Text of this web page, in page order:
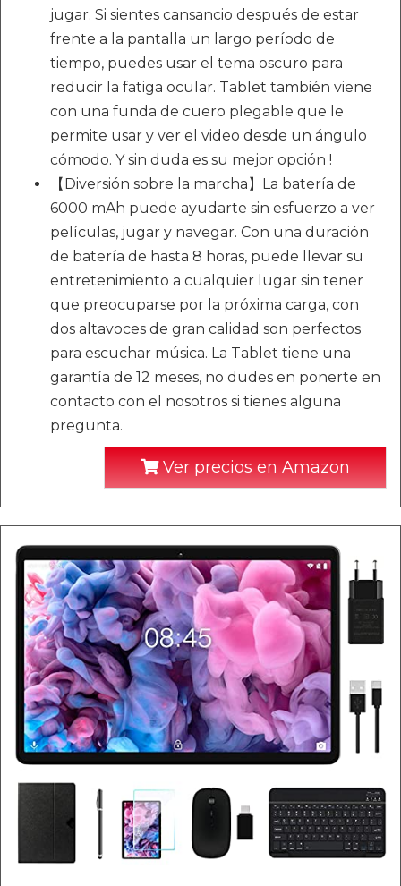
jugar. Si sientes cansancio después de estar
frente a la pantalla un largo período de
tiempo, puedes usar el tema oscuro para
reducir la fatiga ocular. Tablet también viene
con una funda de cuero plegable que le
permite usar y ver el video desde un ángulo
cómodo. Y sin duda es su mejor opción !
【Diversión sobre la marcha】La batería de
6000 mAh puede ayudarte sin esfuerzo a ver
películas, jugar y navegar. Con una duración
de batería de hasta 8 horas, puede llevar su
entretenimiento a cualquier lugar sin tener
que preocuparse por la próxima carga, con
dos altavoces de gran calidad son perfectos
para escuchar música. La Tablet tiene una
garantía de 12 meses, no dudes en ponerte en
contacto con el nosotros si tienes alguna
pregunta.
Ver precios en Amazon